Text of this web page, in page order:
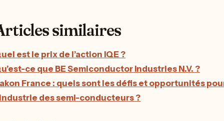
similaires
est le prix de l’action IQE ?
ce que BE Semiconductor Industries N.V. ?
France : quels sont les défis et opportunités
des semi-conducteurs ?